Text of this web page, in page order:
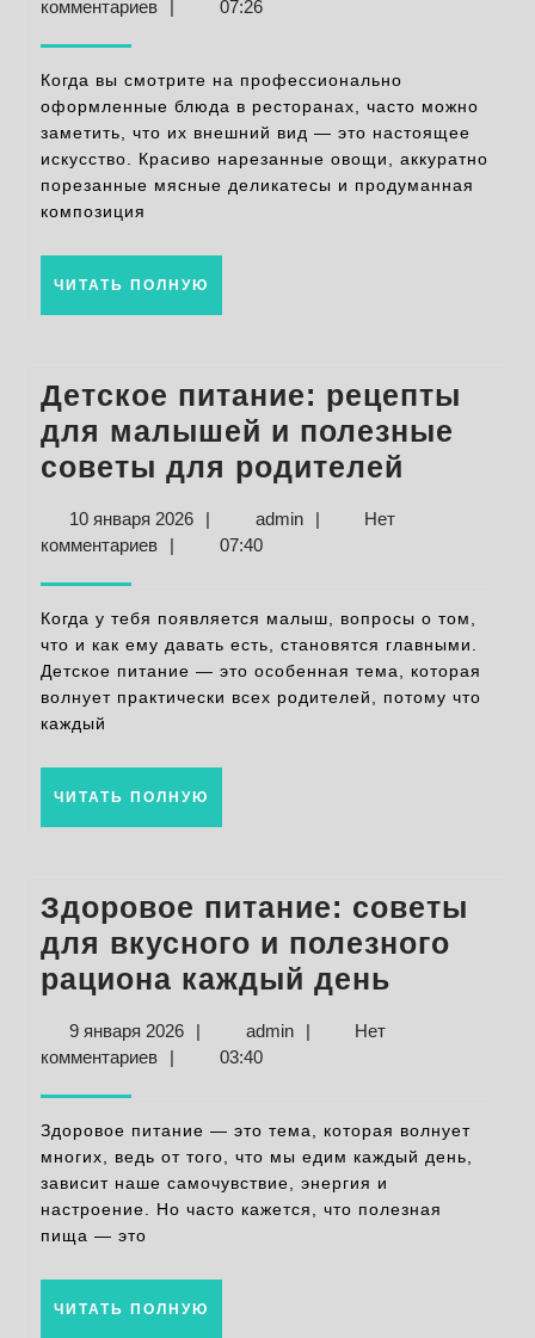
оформляем
блюда
легко
и
января
комментариев 07:26
Когда вы смотрите на профессионально
оформленные блюда в ресторанах, часто можно
заметить, что их внешний вид — это настоящее
искусство. Красиво нарезанные овощи, аккуратно
порезанные мясные деликатесы и продуманная
композиция
ЧИТАТЬ ПОЛНУЮ
Детское питание: рецепты
для малышей и полезные
советы для родителей
и
советы
10 января 202610
января
| adminadmin
|
Нет
комментариев
| 07:40
Когда у тебя появляется малыш, вопросы о том,
что и как ему давать есть, становятся главными.
Детское питание — это особенная тема, которая
волнует практически всех родителей, потому что
каждый
ЧИТАТЬ ПОЛНУЮ
Здоровое питание: советы
для вкусного и полезного
рациона каждый день
вкусного
и
9 января 20269
января
| adminadmin
|
Нет
комментариев
| 03:40
Здоровое питание — это тема, которая волнует
многих, ведь от того, что мы едим каждый день,
зависит наше самочувствие, энергия и
настроение. Но часто кажется, что полезная
пища — это
ЧИТАТЬ ПОЛНУЮ